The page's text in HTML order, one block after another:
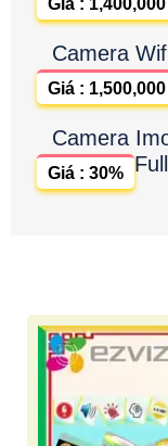
Camera
Giá :
Camera
Giá : 30%